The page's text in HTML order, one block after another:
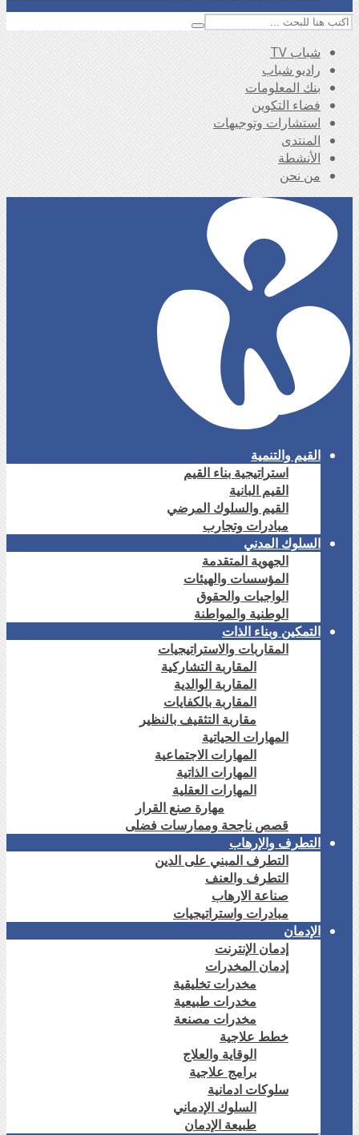
شباب TV
راديو شباب
بنك المعلومات
فضاء التكوين
استشارات وتوجيهات
المنتدى
الأنشطة
من نحن
القيم والتنمية
استراتيجية بناء القيم
القيم البانية
القيم والسلوك المرضي
مبادرات وتجارب
السلوك المدني
الجهوية المتقدمة
المؤسسات والهيئات
الواجبات والحقوق
الوطنية والمواطنة
التمكين وبناء الذات
المقاربات والاستراتيجيات
المقاربة التشاركية
المقاربة الوالدية
المقاربة بالكفايات
مقاربة التثقيف بالنظير
المهارات الحياتية
المهارات الاجتماعية
المهارات الذاتية
المهارات العقلية
مهارة صنع القرار
قصص ناجحة وممارسات فضلى
التطرف والإرهاب
التطرف المبني على الدين
التطرف والعنف
صناعة الارهاب
مبادرات واستراتيجيات
الإدمان
إدمان الإنترنت
إدمان المخدرات
مخدرات تخليقية
مخدرات طبيعية
مخدرات مصنعة
خطط علاجية
الوقاية والعلاج
برامج علاجية
سلوكات ادمانية
السلوك الإدماني
طبيعة الإدمان